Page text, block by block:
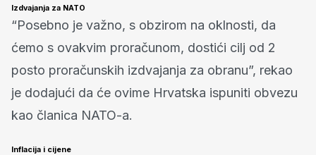
Izdvajanja za NATO
“Posebno je važno, s obzirom na oklnosti, da
ćemo s ovakvim proračunom, dostići cilj od 2
posto proračunskih izdvajanja za obranu”, rekao
je dodajući da će ovime Hrvatska ispuniti obvezu
kao članica NATO-a.
Inflacija i cijene